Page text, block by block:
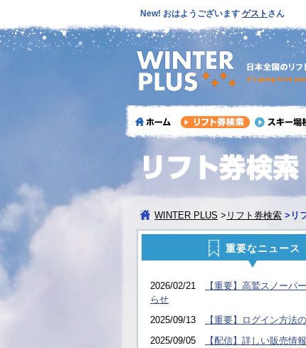
New! おはようございます ゲスト さん
WINTER PLUS > リフト券検索 > リ
重要なニュース
2026/02/21
【重要】高鷲スノーパ
らせ
2025/09/13
【重要】ログイン方法
2025/09/05
【配信】詳しい販売情